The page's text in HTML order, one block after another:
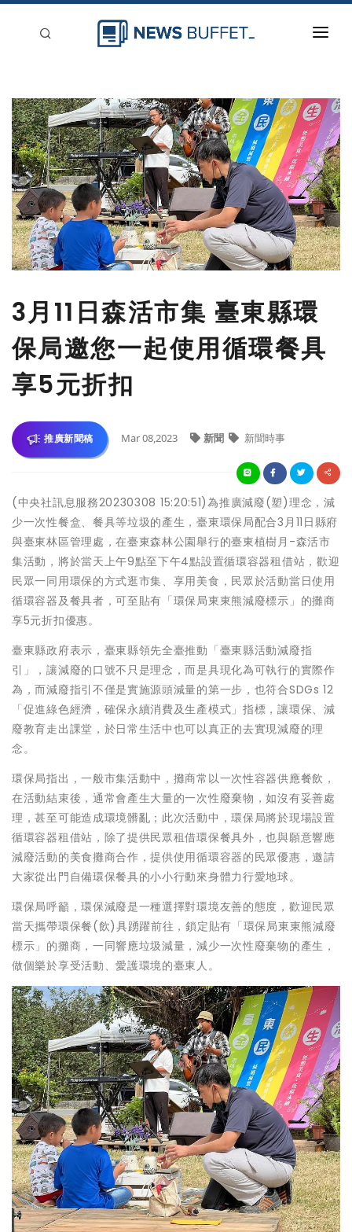
新聞稿分類
登入
刊登
3月11日森活市集 臺東縣環
保局邀您一起使用循環餐具
享5元折扣
推廣新聞稿 Mar 08,2023 新聞 新聞時事
(中央社訊息服務20230308 15:20:51)為推廣減廢(塑)理念，減
少一次性餐盒、餐具等垃圾的產生，臺東環保局配合3月11日縣府
與臺東林區管理處，在臺東森林公園舉行的臺東植樹月-森活市
集活動，將於當天上午9點至下午4點設置循環容器租借站，歡迎
民眾一同用環保的方式逛市集、享用美食，民眾於活動當日使用
循環容器及餐具者，可至貼有「環保局東東熊減廢標示」的攤商
享5元折扣優惠。
臺東縣政府表示，臺東縣領先全臺推動「臺東縣活動減廢指
引」，讓減廢的口號不只是理念，而是具現化為可執行的實際作
為，而減廢指引不僅是實施源頭減量的第一步，也符合SDGs 12
「促進綠色經濟，確保永續消費及生產模式」指標，讓環保、減
廢教育走出課堂，於日常生活中也可以真正的去實現減廢的理
念。
環保局指出，一般市集活動中，攤商常以一次性容器供應餐飲，
在活動結束後，通常會產生大量的一次性廢棄物，如沒有妥善處
理，甚至可能造成環境髒亂；此次活動中，環保局將於現場設置
循環容器租借站，除了提供民眾租借環保餐具外，也與願意響應
減廢活動的美食攤商合作，提供使用循環容器的民眾優惠，邀請
大家從出門自備環保餐具的小小行動來身體力行愛地球。
環保局呼籲，環保減廢是一種選擇對環境友善的態度，歡迎民眾
當天攜帶環保餐(飲)具踴躍前往，鎖定貼有「環保局東東熊減廢
標示」的攤商，一同響應垃圾減量，減少一次性廢棄物的產生，
做個樂於享受活動、愛護環境的臺東人。